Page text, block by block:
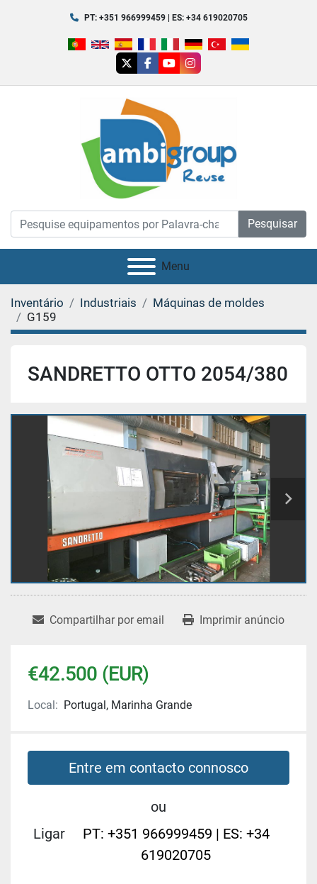
PT: +351 966999459 | ES: +34 619020705
twitterfacebook
youtubeinstagram
Pesquisar
Menu
Inventário Industriais
Máquinas de moldes
G159
SANDRETTO OTTO 2054/380
Compartilhar por email Imprimir anúncio
€42.500 (EUR)
Local: Portugal, Marinha Grande
Entre em contacto connosco
ou
Ligar
PT: +351 966999459 | ES: +34
619020705